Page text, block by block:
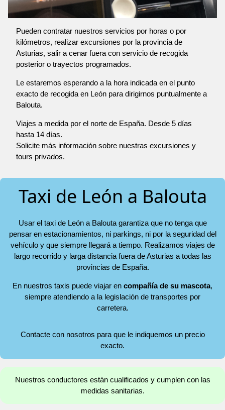
Pueden contratar nuestros servicios por horas o por
kilómetros, realizar excursiones por la provincia de
Asturias, salir a cenar fuera con servicio de recogida
posterior o trayectos programados.
Le estaremos esperando a la hora indicada en el punto
exacto de recogida en León para dirigirnos puntualmente a
Balouta.
Viajes a medida por el norte de España. Desde 5 días
hasta 14 días.
Solicite más información sobre nuestras excursiones y
tours privados.
Taxi de León a Balouta
Usar el taxi de León a Balouta garantiza que no tenga que
pensar en estacionamientos, ni parkings, ni por la seguridad del
vehículo y que siempre llegará a tiempo. Realizamos viajes de
largo recorrido y larga distancia fuera de Asturias a todas las
provincias de España.
En nuestros taxis puede viajar en compañía de su mascota,
siempre atendiendo a la legislación de transportes por
carretera.
Contacte con nosotros para que le indiquemos un precio
exacto.
Nuestros conductores están cualificados y cumplen con las
medidas sanitarias.